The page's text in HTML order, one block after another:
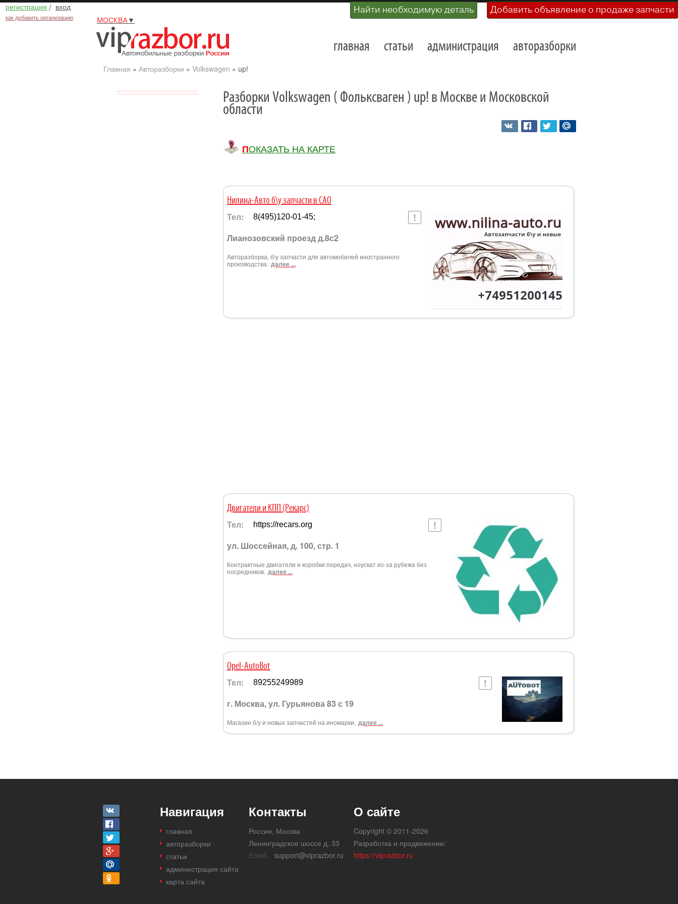
регистрация / вход
как добавить организацию
Найти необходимую деталь Добавить объявление о продаже запчасти
МОСКВА▼
главная статьи администрация авторазборки
Главная » Авторазборки » Volkswagen » up!
Разборки Volkswagen ( Фольксваген ) up! в Москве и Московской
области
ПОКАЗАТЬ НА КАРТЕ
Нилина-Авто б\у запчасти в САО
Тел: 8(495)120-01-45;
Лианозовский проезд д.8с2
Авторазборка, б\у запчасти для автомобилей иностранного
производства. далее ...
Двигатели и КПП (Рекарс)
Тел: https://recars.org
ул. Шоссейная, д. 100, стр. 1
Контрактные двигатели и коробки передач, ноускат из-за рубежа без
посредников. далее ...
Opel-AutoBot
Тел: 89255249989
г. Москва, ул. Гурьянова 83 с 19
Магазин б/у и новых запчастей на иномарки. далее ...
Навигация
главная
авторазборки
статьи
администрация сайта
карта сайта
Контакты
Россия, Москва
Ленинградское шоссе д. 33
Email:
support@viprazbor.ru
О сайте
Copyright © 2011-2026
Разработка и продвижение:
https://viprazbor.ru